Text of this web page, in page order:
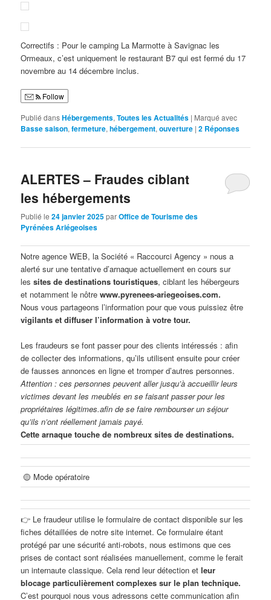
Correctifs : Pour le camping La Marmotte à Savignac les
Ormeaux, c’est uniquement le restaurant B7 qui est fermé du 17
novembre au 14 décembre inclus.
Follow
Publié dansHébergements,Toutes les Actualités | Marqué avec
Basse saison,fermeture,hébergement,ouverture |2 Réponses
ALERTES – Fraudes ciblant
les hébergements
Publié le24 janvier 2025parOffice de Tourisme des
Pyrénées Ariégeoises
Notre agence WEB, la Société « Raccourci Agency » nous a
alerté sur une tentative d’arnaque actuellement en cours sur
lessites de destinations touristiques, ciblant les hébergeurs
et notamment le nôtrewww.pyrenees-ariegeoises.com.
Nous vous partageons l’information pour que vous puissiez être
vigilants et diffuser l’information à votre tour.
Les fraudeurs se font passer pour des clients intéressés : afin
de collecter des informations, qu’ils utilisent ensuite pour créer
de fausses annonces en ligne et tromper d’autres personnes.
Attention : ces personnes peuvent aller jusqu’à accueillir leurs
victimes devant les meublés en se faisant passer pour les
propriétaires légitimes.afin de se faire rembourser un séjour
qu’ils n’ont réellement jamais payé.
Cette arnaque touche de nombreux sites de destinations.
🟡 Mode opératoire
👉 Le fraudeur utilise le formulaire de contact disponible sur les
fiches détaillées de notre site internet. Ce formulaire étant
protégé par une sécurité anti-robots, nous estimons que ces
prises de contact sont réalisées manuellement, comme le ferait
un internaute classique. Cela rend leur détection etleur
blocage particulièrement complexes sur le plan technique.
C’est pourquoi nous vous adressons cette communication afin